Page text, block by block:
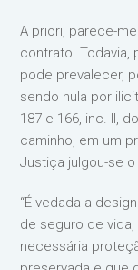
A priori, parece-
contrato. Todavia,
pode prevalecer,
sendo nula por
187 e 166, inc. II,
caminho, em um
Justiça julgou-se
“É vedada a
de seguro de
necessária